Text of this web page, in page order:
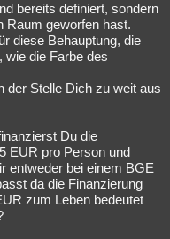
bereits definiert, sondern
Raum geworfen hast.
diese Behauptung, die
wie die Farbe des
der Stelle Dich zu weit aus
Du die
EUR pro Person und
entweder bei einem BGE
da die Finanzierung
zum Leben bedeutet